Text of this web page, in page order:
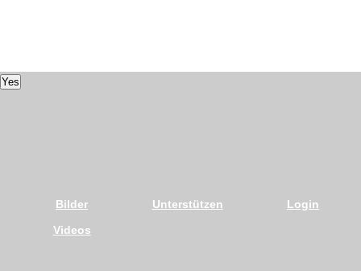
Yes
Bilder
Videos
Unterstützen Login